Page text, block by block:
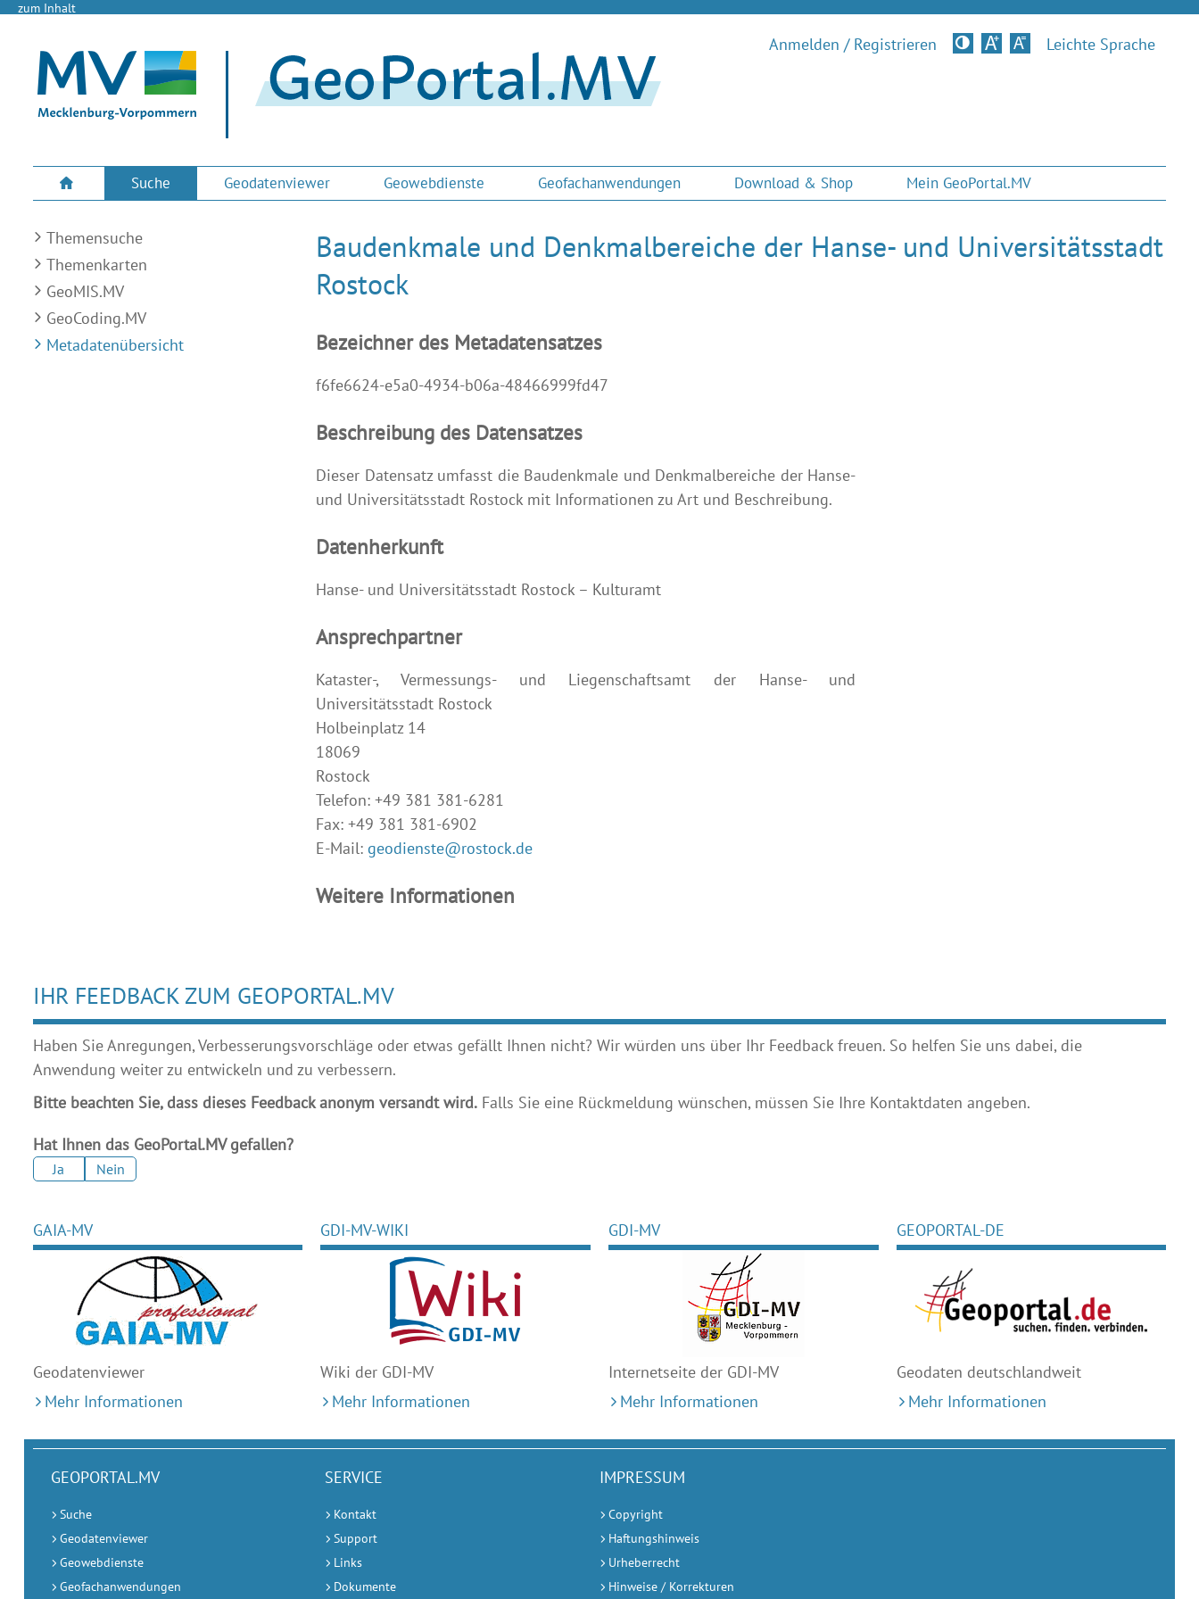
zum Inhalt
Anmelden / Registrieren KontrastversionLeichte Sprache
Suche Geodatenviewer Geowebdienste Geofachanwendungen Download & Shop Mein GeoPortal.MV
Themensuche
Themenkarten
GeoMIS.MV
GeoCoding.MV
Metadatenübersicht
Baudenkmale und Denkmalbereiche der Hanse- und Universitätsstadt
Rostock
Bezeichner des Metadatensatzes
f6fe6624-e5a0-4934-b06a-48466999fd47
Beschreibung des Datensatzes
Dieser Datensatz umfasst die Baudenkmale und Denkmalbereiche der Hanse-
und Universitätsstadt Rostock mit Informationen zu Art und Beschreibung.
Datenherkunft
Hanse- und Universitätsstadt Rostock – Kulturamt
Ansprechpartner
Kataster-, Vermessungs- und Liegenschaftsamt der Hanse- und
Universitätsstadt Rostock
Holbeinplatz 14
18069
Rostock
Telefon: +49 381 381-6281
Fax: +49 381 381-6902
E-Mail:geodienste@rostock.de
Weitere Informationen
IHR FEEDBACK ZUM GEOPORTAL.MV
Haben Sie Anregungen, Verbesserungsvorschläge oder etwas gefällt Ihnen nicht? Wir würden uns über Ihr Feedback freuen. So helfen Sie uns dabei, die
Anwendung weiter zu entwickeln und zu verbessern.
Bitte beachten Sie, dass dieses Feedback anonym versandt wird.Falls Sie eine Rückmeldung wünschen, müssen Sie Ihre Kontaktdaten angeben.
Hat Ihnen das GeoPortal.MV gefallen?
Ja Nein
GAIA-MV
Geodatenviewer
Mehr Informationen
GDI-MV-WIKI
Wiki der GDI-MV
Mehr Informationen
GDI-MV
Internetseite der GDI-MV
Mehr Informationen
GEOPORTAL-DE
Geodaten deutschlandweit
Mehr Informationen
GEOPORTAL.MV
Suche
Geodatenviewer
Geowebdienste
Geofachanwendungen
SERVICE
Kontakt
Support
Links
Dokumente
IMPRESSUM
Copyright
Haftungshinweis
Urheberrecht
Hinweise / Korrekturen